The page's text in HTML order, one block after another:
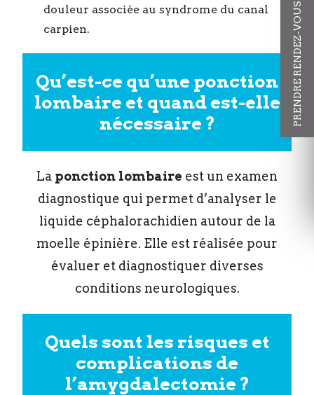
douleur associée au syndrome du canal
carpien.
Qu’est-ce qu’une ponction
lombaire et quand est-elle
nécessaire ?
La ponction lombaire est un examen
diagnostique qui permet d’analyser le
liquide céphalorachidien autour de la
moelle épinière. Elle est réalisée pour
évaluer et diagnostiquer diverses
conditions neurologiques.
Quels sont les risques et
complications de
l’amygdalectomie ?
PRENDRE RENDEZ-VOUS